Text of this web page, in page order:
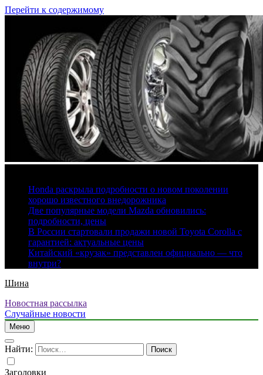
Перейти к содержимому
Honda раскрыла подробности о новом поколении
хорошо известного внедорожника
Две популярные модели Mazda обновились:
подробности, цены
В России стартовали продажи новой Toyota Corolla с
гарантией: актуальные цены
Китайский «крузак» представлен официально — что
внутри?
Шина
Новостная рассылка
Случайные новости
Меню
Найти:
Заголовки